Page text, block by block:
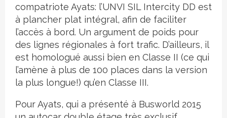
compatriote Ayats: l’UNVI SIL Intercity DD est
à plancher plat intégral, afin de faciliter
l’accès à bord. Un argument de poids pour
des lignes régionales à fort trafic. D’ailleurs, il
est homologué aussi bien en Classe II (ce qui
l’amène à plus de 100 places dans la version
la plus longue!) qu’en Classe III.
Pour Ayats, qui a présenté à Busworld 2015